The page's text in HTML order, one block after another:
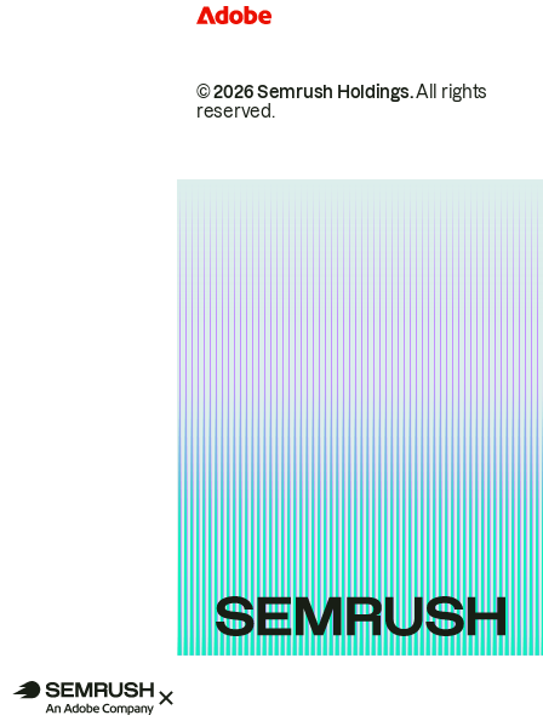
© 2026 Semrush Holdings.All rights
reserved.